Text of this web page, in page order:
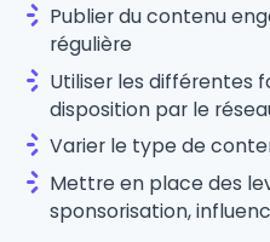
Publier du contenu
régulière
Utiliser les différentes
disposition par le
Varier le type de
Mettre en place des
sponsorisation,